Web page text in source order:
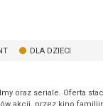
DLA DZIECI
oraz seriale. Oferta
akcji, przez kino